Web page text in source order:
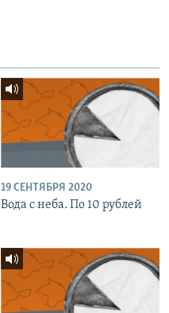
19 СЕНТЯБРЯ 2020
Вода с неба. По 10 рублей